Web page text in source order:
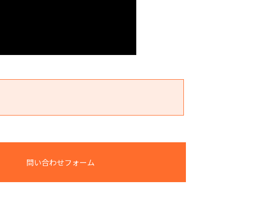
問い合わせフォーム